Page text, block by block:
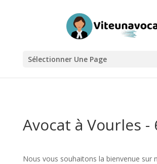
Sélectionner Une Page
Avocat à Vourles -
Nous vous souhaitons la bienvenue sur